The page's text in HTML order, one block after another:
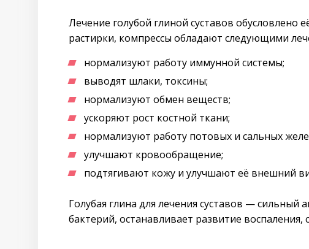
Лечение голубой глиной суставов обусловлено
растирки, компрессы обладают следующими
нормализуют работу иммунной системы;
выводят шлаки, токсины;
нормализуют обмен веществ;
ускоряют рост костной ткани;
нормализуют работу потовых и сальных
улучшают кровообращение;
подтягивают кожу и улучшают её внешний
Голубая глина для лечения суставов — сильный
бактерий, останавливает развитие воспаления,